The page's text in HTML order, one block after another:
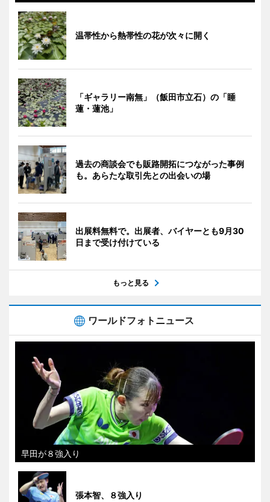
温帯性から熱帯性の花が次々に開く
「ギャラリー南無」（飯田市立石）の「睡
蓮・蓮池」
過去の商談会でも販路開拓につながった事例
も。あらたな取引先との出会いの場
出展料無料で。出展者、バイヤーとも9月30
日まで受け付けている
もっと見る
ワールドフォトニュース
早田が８強入り
張本智、８強入り